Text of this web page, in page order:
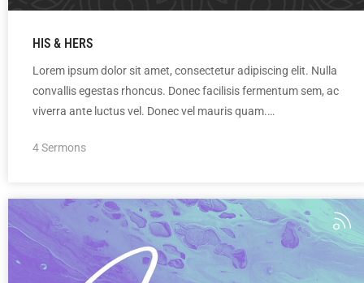
HIS & HERS
Lorem ipsum dolor sit amet, consectetur adipiscing elit. Nulla
convallis egestas rhoncus. Donec facilisis fermentum sem, ac
viverra ante luctus vel. Donec vel mauris quam.…
4 Sermons